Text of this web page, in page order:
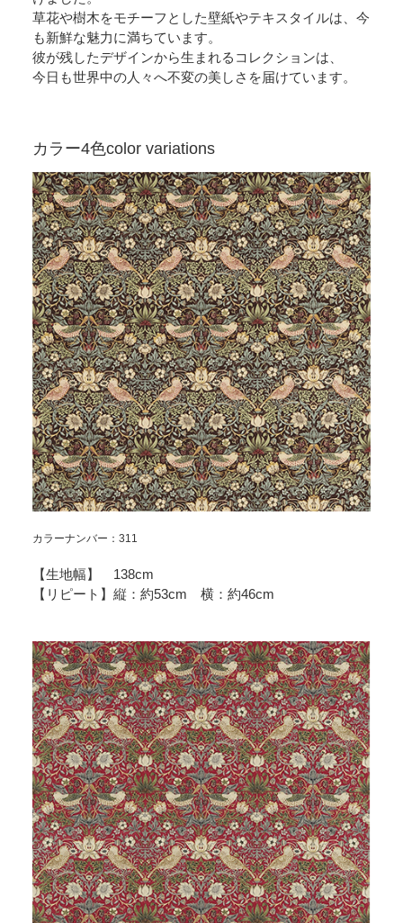
草花や樹木をモチーフとした壁紙やテキスタイルは、今
も新鮮な魅力に満ちています。
彼が残したデザインから生まれるコレクションは、
今日も世界中の人々へ不変の美しさを届けています。
カラー4色color variations
カラーナンバー：311
【生地幅】 138cm
【リピート】縦：約53cm 横：約46cm